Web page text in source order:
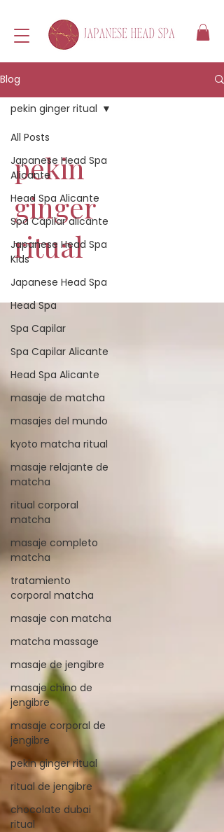
Blog
All Posts
Japanese Head Spa
Alicante
Head Spa Alicante
Spa Capilar alicante
Japanese Head Spa
Kids
Japanese Head Spa
Head Spa
Spa Capilar
Spa Capilar Alicante
Head Spa Alicante
masaje de matcha
masajes del mundo
kyoto matcha ritual
masaje relajante de
matcha
ritual corporal
matcha
masaje completo
matcha
tratamiento
corporal matcha
masaje con matcha
matcha massage
masaje de jengibre
masaje chino de
jengibre
masaje corporal de
jengibre
pekin ginger ritual
ritual de jengibre
chocolate dubai
ritual
pekin ginger ritual
pekin
ginger
ritual